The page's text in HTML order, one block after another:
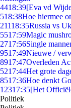
4418:39[Eva vd
518:38Hoe hiermee
21118:35Russia vs
5517:59Magic
2717:56Single
9517:49Nieuwe /
8917:47Overleden
5217:44Het grote
8517:36Hoe denkt
12317:35[Het
Politiek